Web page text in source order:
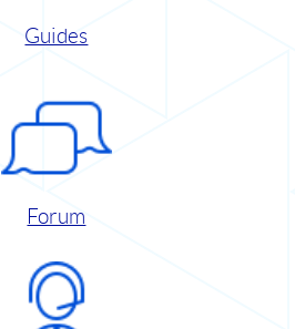
Guides
Forum